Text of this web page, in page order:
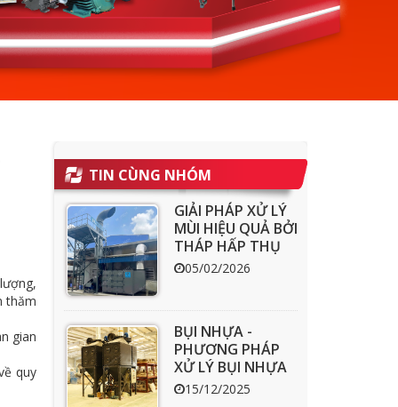
thăm
gian
quy
TIN CÙNG NHÓM
GIẢI PHÁP XỬ LÝ
MÙI HIỆU QUẢ BỞI
THÁP HẤP THỤ
THAN HOẠT
05/02/2026
BỤI NHỰA -
PHƯƠNG PHÁP
XỬ LÝ BỤI NHỰA
HIỆU QUẢ
15/12/2025